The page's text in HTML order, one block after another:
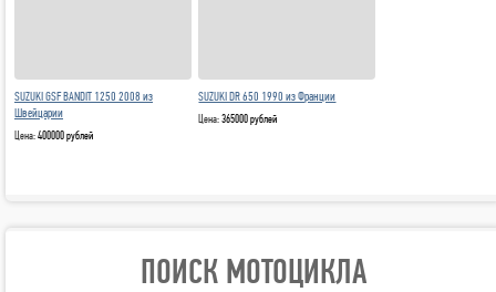
SUZUKI GSF BANDIT 1250 2008 из
Швейцарии
Цена:400000 рублей
SUZUKI DR 650 1990 из Франции
Цена:365000 рублей
ПОИСК МОТОЦИКЛА